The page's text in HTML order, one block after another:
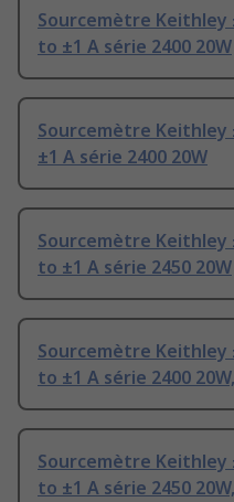
Sourcemètre Keithley
to ±1 A série 2400 20W
Sourcemètre Keithley
±1 A série 2400 20W
Sourcemètre Keithley
to ±1 A série 2450 20W
Sourcemètre Keithley
to ±1 A série 2400
Sourcemètre Keithley
to ±1 A série 2450